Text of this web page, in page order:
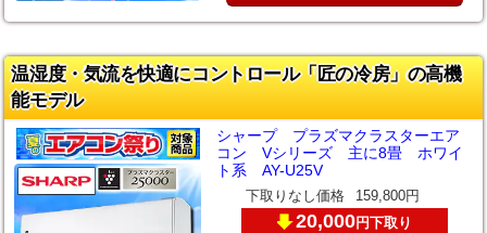
温湿度・気流を快適にコントロール「匠の冷房」の高機
能モデル
シャープ プラズマクラスターエア
コン Vシリーズ 主に8畳 ホワイ
ト系 AY-U25V
下取りなし価格 159,800円
20,000円下取り